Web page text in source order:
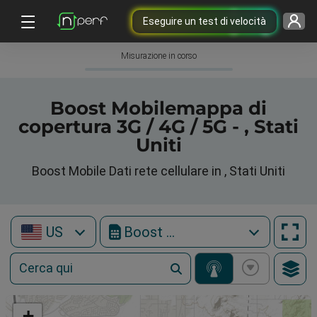
Eseguire un test di velocità
Misurazione in corso
Boost Mobilemappa di
copertura 3G / 4G / 5G - , Stati
Uniti
Boost Mobile Dati rete cellulare in , Stati Uniti
US Boost Mobile